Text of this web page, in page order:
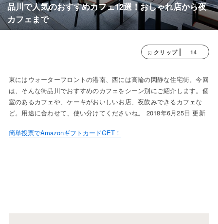
品川で人気のおすすめカフェ12選！おしゃれ店から夜
カフェまで
クリップ 14
東にはウォーターフロントの港南、西には高輪の閑静な住宅街。今回
は、そんな街品川でおすすめのカフェをシーン別にご紹介します。個
室のあるカフェや、ケーキがおいしいお店、夜飲みできるカフェな
ど。用途に合わせて、使い分けてくださいね。 2018年6月25日 更新
簡単投票でAmazonギフトカードGET！